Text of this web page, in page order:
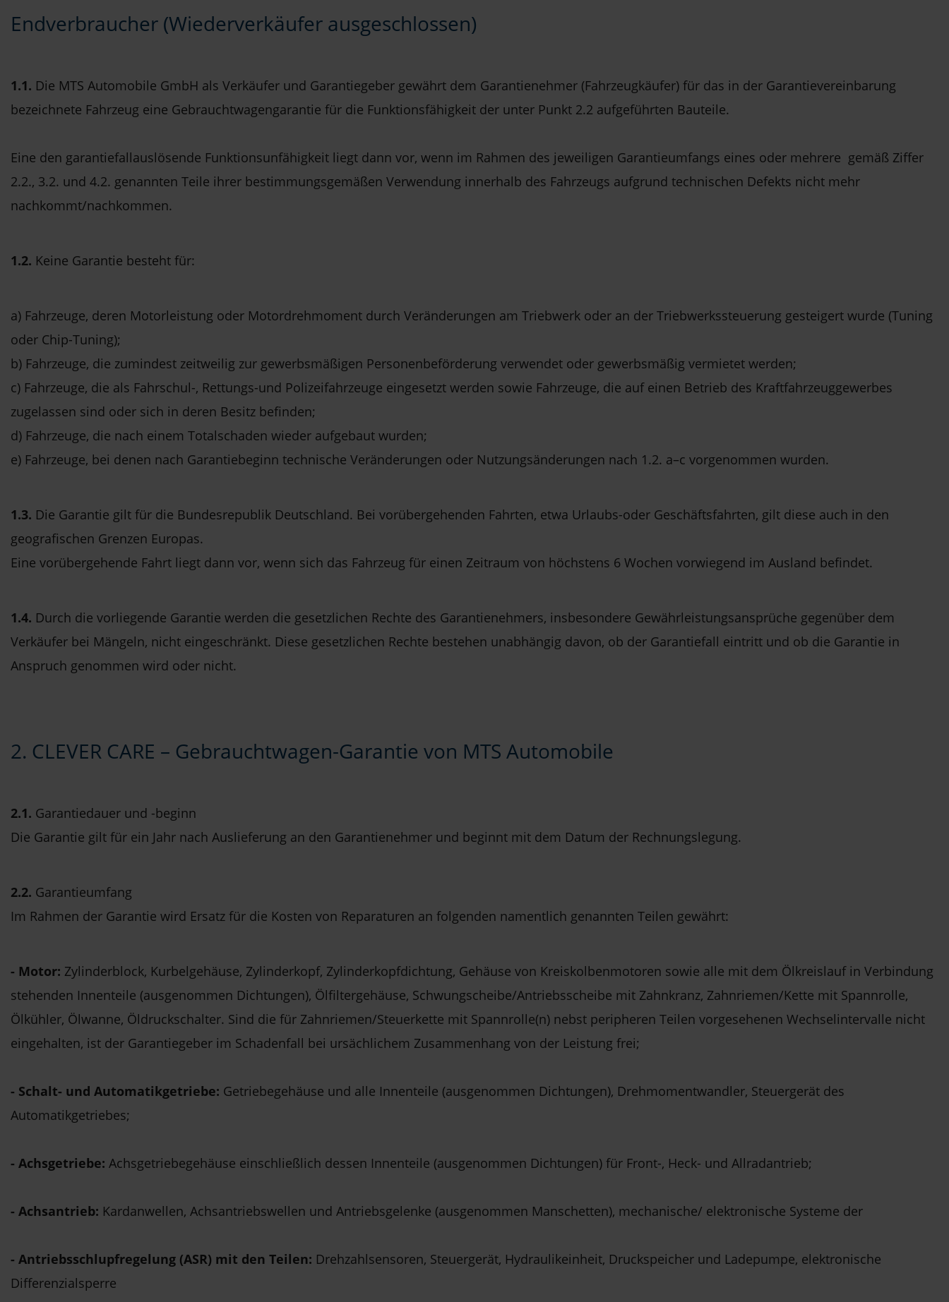
Endverbraucher (Wiederverkäufer ausgeschlossen)
1.1. Die MTS Automobile GmbH als Verkäufer und Garantiegeber gewährt dem Garantienehmer (Fahrzeugkäufer) für das in der Garantievereinbarung
bezeichnete Fahrzeug eine Gebrauchtwagengarantie für die Funktionsfähigkeit der unter Punkt 2.2 aufgeführten Bauteile.
Eine den garantiefallauslösende Funktionsunfähigkeit liegt dann vor, wenn im Rahmen des jeweiligen Garantieumfangs eines oder mehrere gemäß Ziffer
2.2., 3.2. und 4.2. genannten Teile ihrer bestimmungsgemäßen Verwendung innerhalb des Fahrzeugs aufgrund technischen Defekts nicht mehr
nachkommt/nachkommen.
1.2. Keine Garantie besteht für:
a) Fahrzeuge, deren Motorleistung oder Motordrehmoment durch Veränderungen am Triebwerk oder an der Triebwerkssteuerung gesteigert wurde (Tuning
oder Chip-Tuning);
b) Fahrzeuge, die zumindest zeitweilig zur gewerbsmäßigen Personenbeförderung verwendet oder gewerbsmäßig vermietet werden;
c) Fahrzeuge, die als Fahrschul-, Rettungs-und Polizeifahrzeuge eingesetzt werden sowie Fahrzeuge, die auf einen Betrieb des Kraftfahrzeuggewerbes
zugelassen sind oder sich in deren Besitz befinden;
d) Fahrzeuge, die nach einem Totalschaden wieder aufgebaut wurden;
e) Fahrzeuge, bei denen nach Garantiebeginn technische Veränderungen oder Nutzungsänderungen nach 1.2. a–c vorgenommen wurden.
1.3. Die Garantie gilt für die Bundesrepublik Deutschland. Bei vorübergehenden Fahrten, etwa Urlaubs-oder Geschäftsfahrten, gilt diese auch in den
geografischen Grenzen Europas.
Eine vorübergehende Fahrt liegt dann vor, wenn sich das Fahrzeug für einen Zeitraum von höchstens 6 Wochen vorwiegend im Ausland befindet.
1.4. Durch die vorliegende Garantie werden die gesetzlichen Rechte des Garantienehmers, insbesondere Gewährleistungsansprüche gegenüber dem
Verkäufer bei Mängeln, nicht eingeschränkt. Diese gesetzlichen Rechte bestehen unabhängig davon, ob der Garantiefall eintritt und ob die Garantie in
Anspruch genommen wird oder nicht.
2. CLEVER CARE – Gebrauchtwagen-Garantie von MTS Automobile
2.1. Garantiedauer und -beginn
Die Garantie gilt für ein Jahr nach Auslieferung an den Garantienehmer und beginnt mit dem Datum der Rechnungslegung.
2.2. Garantieumfang
Im Rahmen der Garantie wird Ersatz für die Kosten von Reparaturen an folgenden namentlich genannten Teilen gewährt:
- Motor: Zylinderblock, Kurbelgehäuse, Zylinderkopf, Zylinderkopfdichtung, Gehäuse von Kreiskolbenmotoren sowie alle mit dem Ölkreislauf in Verbindung
stehenden Innenteile (ausgenommen Dichtungen), Ölfiltergehäuse, Schwungscheibe/Antriebsscheibe mit Zahnkranz, Zahnriemen/Kette mit Spannrolle,
Ölkühler, Ölwanne, Öldruckschalter. Sind die für Zahnriemen/Steuerkette mit Spannrolle(n) nebst peripheren Teilen vorgesehenen Wechselintervalle nicht
eingehalten, ist der Garantiegeber im Schadenfall bei ursächlichem Zusammenhang von der Leistung frei;
- Schalt- und Automatikgetriebe: Getriebegehäuse und alle Innenteile (ausgenommen Dichtungen), Drehmomentwandler, Steuergerät des
Automatikgetriebes;
- Achsgetriebe: Achsgetriebegehäuse einschließlich dessen Innenteile (ausgenommen Dichtungen) für Front-, Heck- und Allradantrieb;
- Achsantrieb: Kardanwellen, Achsantriebswellen und Antriebsgelenke (ausgenommen Manschetten), mechanische/ elektronische Systeme der
- Antriebsschlupfregelung (ASR) mit den Teilen: Drehzahlsensoren, Steuergerät, Hydraulikeinheit, Druckspeicher und Ladepumpe, elektronische
Differenzialsperre